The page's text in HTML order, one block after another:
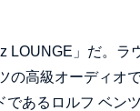
」だ。
の高級オーディオ
あるロルフ ベン